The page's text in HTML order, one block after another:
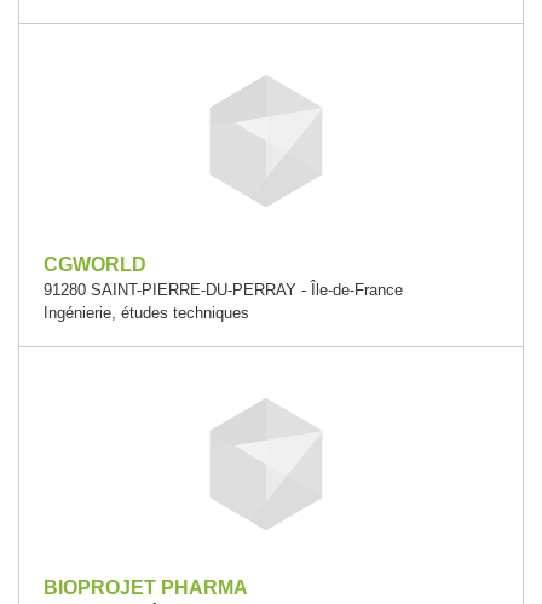
CGWORLD
91280 SAINT-PIERRE-DU-PERRAY - Île-de-France
Ingénierie, études techniques
BIOPROJET PHARMA